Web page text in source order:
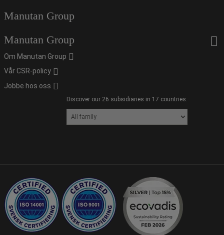
Manutan Group
Manutan Group
Om Manutan Group
Vår CSR-policy
Jobbe hos oss
Discover our 26 subsidiaries in 17 countries.